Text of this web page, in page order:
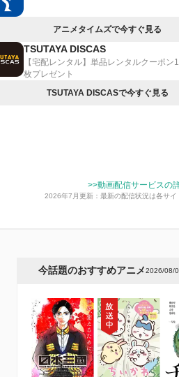
アニメタイムズで今すぐ見る
TSUTAYA DISCAS
【宅配レンタル】単品レンタルクーポン1
枚プレゼント
TSUTAYA DISCASで今すぐ見る
>>動画配信サービスの
2026年7月更新：最新の配信状況は各サイ
今話題のおすすめアニメ2026/08/